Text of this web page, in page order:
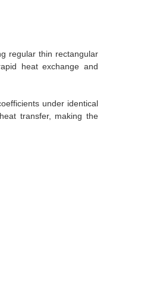
regular thin rectangular
heat exchange and
under identical
transfer, making the